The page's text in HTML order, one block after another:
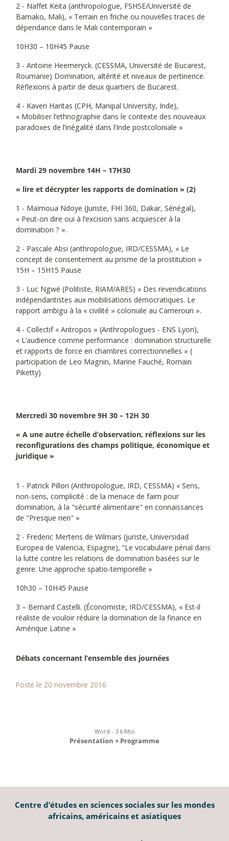
2 - Naffet Keita (anthropologue, FSHSE/Université de
Bamako, Mali), « Terrain en friche ou nouvelles traces de
dépendance dans le Mali contemporain »
10H30 – 10H45 Pause
3 - Antoine Heemeryck. (CESSMA, Université de Bucarest,
Roumanie) Domination, altérité et niveaux de pertinence.
Réflexions à partir de deux quartiers de Bucarest.
4 - Kaveri Haritas (CPH, Manipal University, Inde),
« Mobiliser l’ethnographie dans le contexte des nouveaux
paradoxes de l’inégalité dans l’Inde postcoloniale »
Mardi 29 novembre 14H – 17H30
« lire et décrypter les rapports de domination » (2)
1 - Maïmoua Ndoye (Juriste, FHI 360, Dakar, Sénégal),
« Peut-on dire oui à l’excision sans acquiescer à la
domination ? ».
2 - Pascale Absi (anthropologue, IRD/CESSMA), « Le
concept de consentement au prisme de la prostitution »
15H – 15H15 Pause
3 - Luc Ngwé (Politiste, RIAM/ARES) « Des revendications
indépendantistes aux mobilisations démocratiques. Le
rapport ambigu à la « civilité » coloniale au Cameroun ».
4 - Collectif « Antropos » (Anthropologues - ENS Lyon),
« L’audience comme performance : domination structurelle
et rapports de force en chambres correctionnelles » (
participation de Leo Magnin, Marine Fauché, Romain
Piketty)
Mercredi 30 novembre 9H 30 – 12H 30
« A une autre échelle d’observation, réflexions sur les
reconfigurations des champs politique, économique et
juridique »
1 - Patrick Pillon (Anthropologue, IRD, CESSMA) « Sens,
non-sens, complicité : de la menace de faim pour
domination, à la "sécurité alimentaire" en connaissances
de "Presque rien" »
2 - Frederic Mertens de Wilmars (juriste, Universidad
Europea de Valencia, Espagne), “Le vocabulaire pénal dans
la lutte contre les relations de domination basées sur le
genre. Une approche spatio-temporelle »
10h30 – 10H45 Pause
3 – Bernard Castelli. (Économiste, IRD/CESSMA), « Est-il
réaliste de vouloir réduire la domination de la finance en
Amérique Latine »
Débats concernant l’ensemble des journées
Posté le 20 novembre 2016
Word - 3.6 Mio
Présentation + Programme
Centre d’études en sciences sociales sur les mondes
africains, américains et asiatiques